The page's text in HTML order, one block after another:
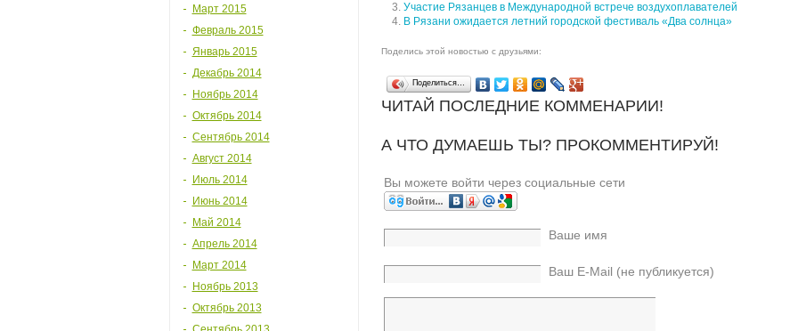
Март 2015
Февраль 2015
Январь 2015
Декабрь 2014
Ноябрь 2014
Октябрь 2014
Сентябрь 2014
Август 2014
Июль 2014
Июнь 2014
Май 2014
Апрель 2014
Март 2014
Ноябрь 2013
Октябрь 2013
Участие Рязанцев в Международной встрече воздухоплавателей
В Рязани ожидается летний городской фестиваль «Два солнца»
Поделись этой новостью с друзьями:
Поделиться…
ЧИТАЙ ПОСЛЕДНИЕ КОММЕНАРИИ!
А ЧТО ДУМАЕШЬ ТЫ? ПРОКОММЕНТИРУЙ!
Вы можете войти через социальные сети
Ваше имя
Ваш E-Mail (не публикуется)